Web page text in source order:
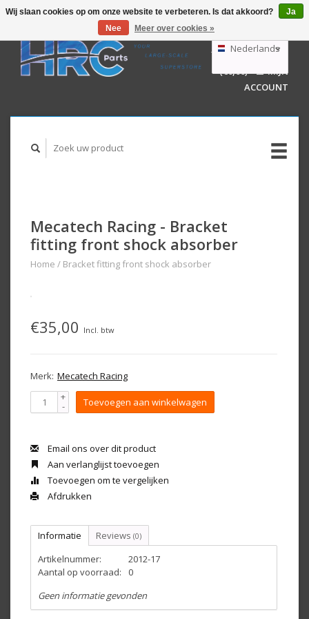
GBP
AUD
Nederlands
Deutsch
English
WINKELWAGEN
(€0,00)
MIJN
ACCOUNT
Mecatech Racing - Bracket
fitting front shock absorber
Home / Bracket fitting front shock absorber
€35,00 Incl. btw
Merk: Mecatech Racing
+
- Toevoegen aan winkelwagen
Email ons over dit product
Aan verlanglijst toevoegen
Toevoegen om te vergelijken
Afdrukken
Informatie Reviews (0)
Artikelnummer:
2012-17
Aantal op voorraad:
0
Geen informatie gevonden
Wij slaan cookies op om onze website te verbeteren. Is dat akkoord?
Ja
Nee
Meer over cookies »